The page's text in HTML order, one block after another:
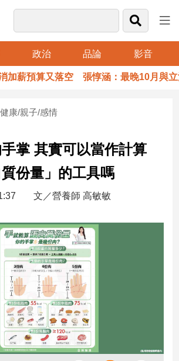
政治 品論 影音
薪預算又落空 張惇涵：最晚10月與立法
健康/親子/感情
掌 其實可以當作計算
質份量」的工具嗎
文／營養師 高敏敏